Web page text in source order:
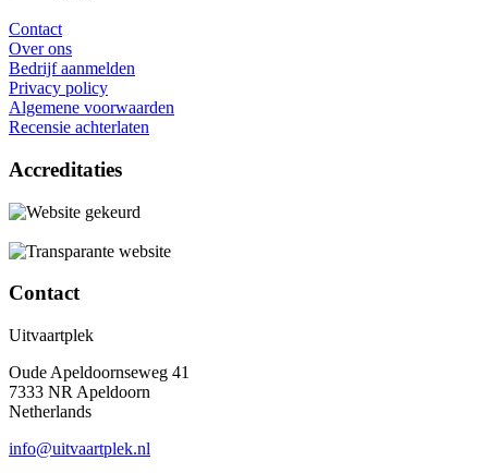
Contact
Over ons
Bedrijf aanmelden
Privacy policy
Algemene voorwaarden
Recensie achterlaten
Accreditaties
Contact
Uitvaartplek
Oude Apeldoornseweg 41
7333 NR Apeldoorn
Netherlands
info@uitvaartplek.nl